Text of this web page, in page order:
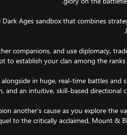
Ages sandbox that combines
companions, and use diplomacy,
in huge, real-time battles and
another’s cause as you explore the
to the critically acclaimed, Mount &